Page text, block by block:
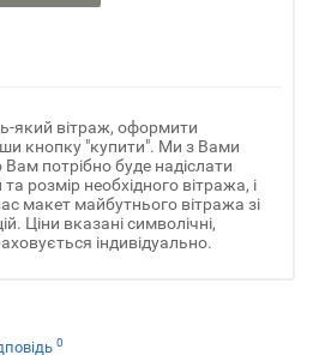
який вітраж, оформити
кнопку "купити". Ми з Вами
потрібно буде надіслати
розмір необхідного вітража, і
макет майбутнього вітража зі
Ціни вказані символічні,
індивідуально.
0